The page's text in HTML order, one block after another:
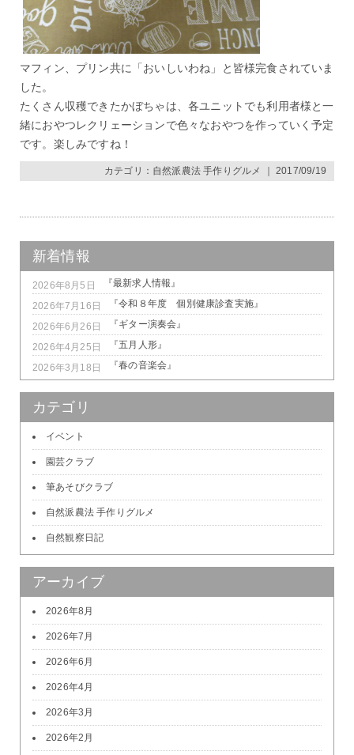
マフィン、プリン共に「おいしいわね」と皆様完食されていま
した。
たくさん収穫できたかぼちゃは、各ユニットでも利用者様と一
緒におやつレクリェーションで色々なおやつを作っていく予定
です。楽しみですね！
カテゴリ： 自然派農法 手作りグルメ ｜ 2017/09/19
新着情報
2026年8月5日 『最新求人情報』
2026年7月16日 『令和８年度 個別健康診査実施』
2026年6月26日 『ギター演奏会』
2026年4月25日 『五月人形』
2026年3月18日 『春の音楽会』
カテゴリ
イベント
園芸クラブ
筆あそびクラブ
自然派農法 手作りグルメ
自然観察日記
アーカイブ
2026年8月
2026年7月
2026年6月
2026年4月
2026年3月
2026年2月